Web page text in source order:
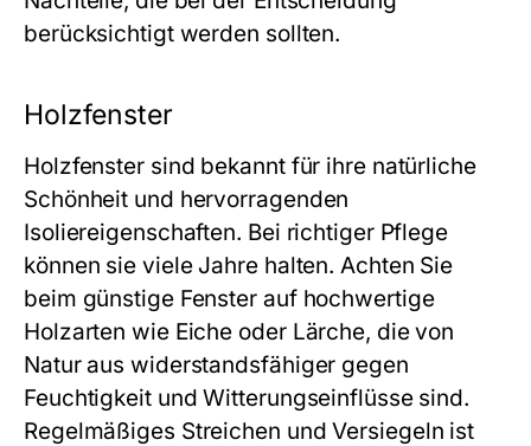
berücksichtigt werden sollten.
Holzfenster
Holzfenster sind bekannt für ihre natürliche
Schönheit und hervorragenden
Isoliereigenschaften. Bei richtiger Pflege
können sie viele Jahre halten. Achten Sie
beim günstige Fenster auf hochwertige
Holzarten wie Eiche oder Lärche, die von
Natur aus widerstandsfähiger gegen
Feuchtigkeit und Witterungseinflüsse sind.
Regelmäßiges Streichen und Versiegeln ist